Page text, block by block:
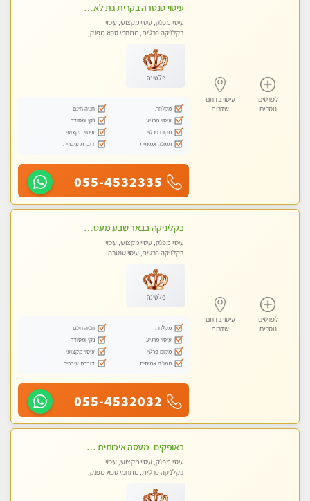
לפרטים
נוספים
עיסוי בדרום
שדרות
עיסוי טנטרה בקרית גת לא מה שחשבת הרבה יותר ממה שדמיינת פרטי!!! Highly recommended
עיסוי מפנק, עיסוי מקצועי, עיסוי
בקלניקה פרטית, מתחמי ספא מפנק,
טנטרה
פלטינה
מקלחת
חניה חינם
עיסוי מרגיע
נקי ומסודר
מקום פרטי
עיסוי מקצועי
תמונה אמיתית
דוברת עיברית
055-4532335
לפרטים
נוספים
עיסוי בדרום
שדרות
בקליניקה בבאר שבע מעסה מקצועית לעיסוי מפנק
עיסוי מפנק, עיסוי מקצועי, עיסוי
בקלניקה פרטית, עיסוי טנטרה
פלטינה
מקלחת
חניה חינם
עיסוי מרגיע
נקי ומסודר
מקום פרטי
עיסוי מקצועי
תמונה אמיתית
דוברת עיברית
055-4532032
באופקים- מעסה איכותית לעיסוי מקצועי ומפנק לכל שרירי הגוף עיסוי רפואי, מרגיע, קלאסי- Highly recommended
עיסוי מפנק, עיסוי מקצועי, עיסוי
בקלניקה פרטית, מתחמי ספא מפנק,